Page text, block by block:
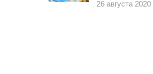
26 августа 2020